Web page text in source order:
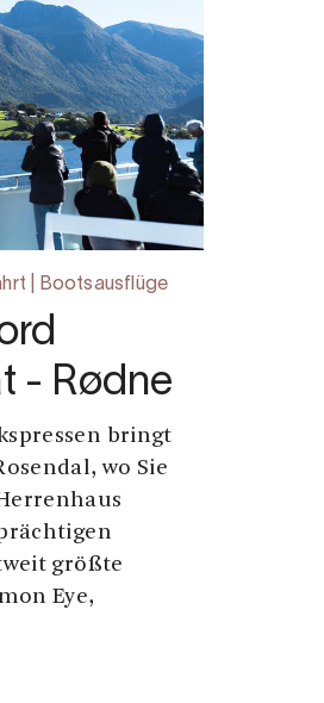
| Bootsausflüge
- Rødne
bringt
wo Sie
größte
Eye,